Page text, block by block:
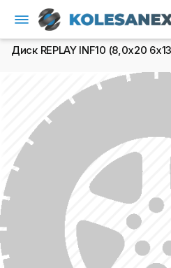
Диск REPLAY INF10 (8,0х20